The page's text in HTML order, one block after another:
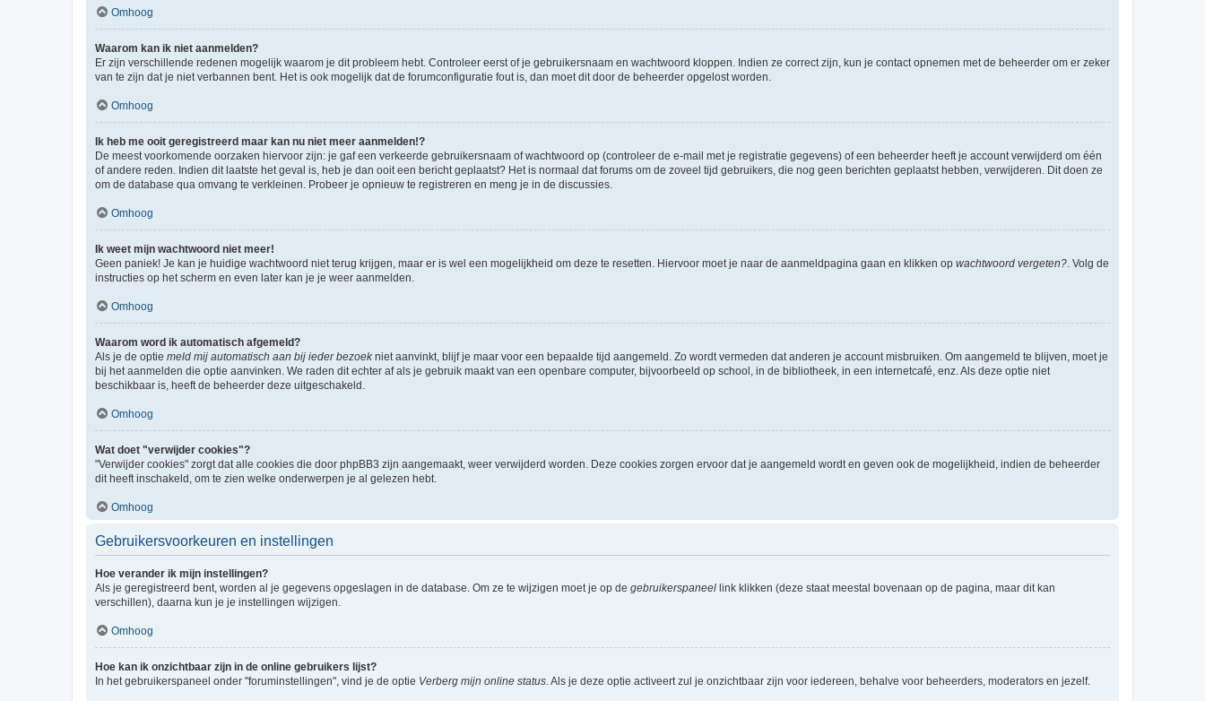
Omhoog
Waarom kan ik niet aanmelden?
Er zijn verschillende redenen mogelijk waarom je dit probleem hebt. Controleer eerst of je gebruikersnaam en wachtwoord kloppen. Indien ze correct zijn, kun je contact opnemen met de beheerder om er zeker
van te zijn dat je niet verbannen bent. Het is ook mogelijk dat de forumconfiguratie fout is, dan moet dit door de beheerder opgelost worden.
Omhoog
Ik heb me ooit geregistreerd maar kan nu niet meer aanmelden!?
De meest voorkomende oorzaken hiervoor zijn: je gaf een verkeerde gebruikersnaam of wachtwoord op (controleer de e-mail met je registratie gegevens) of een beheerder heeft je account verwijderd om één
of andere reden. Indien dit laatste het geval is, heb je dan ooit een bericht geplaatst? Het is normaal dat forums om de zoveel tijd gebruikers, die nog geen berichten geplaatst hebben, verwijderen. Dit doen ze
om de database qua omvang te verkleinen. Probeer je opnieuw te registreren en meng je in de discussies.
Omhoog
Ik weet mijn wachtwoord niet meer!
Geen paniek! Je kan je huidige wachtwoord niet terug krijgen, maar er is wel een mogelijkheid om deze te resetten. Hiervoor moet je naar de aanmeldpagina gaan en klikken op wachtwoord vergeten? . Volg de
instructies op het scherm en even later kan je je weer aanmelden.
Omhoog
Waarom word ik automatisch afgemeld?
Als je de optie meld mij automatisch aan bij ieder bezoekniet aanvinkt, blijf je maar voor een bepaalde tijd aangemeld. Zo wordt vermeden dat anderen je account misbruiken. Om aangemeld te blijven, moet je
bij het aanmelden die optie aanvinken. We raden dit echter af als je gebruik maakt van een openbare computer, bijvoorbeeld op school, in de bibliotheek, in een internetcafé, enz. Als deze optie niet
beschikbaar is, heeft de beheerder deze uitgeschakeld.
Omhoog
Wat doet "verwijder cookies"?
"Verwijder cookies" zorgt dat alle cookies die door phpBB3 zijn aangemaakt, weer verwijderd worden. Deze cookies zorgen ervoor dat je aangemeld wordt en geven ook de mogelijkheid, indien de beheerder
dit heeft inschakeld, om te zien welke onderwerpen je al gelezen hebt.
Omhoog
Gebruikersvoorkeuren en instellingen
Hoe verander ik mijn instellingen?
Als je geregistreerd bent, worden al je gegevens opgeslagen in de database. Om ze te wijzigen moet je op de gebruikerspaneel link klikken (deze staat meestal bovenaan op de pagina, maar dit kan
verschillen), daarna kun je je instellingen wijzigen.
Omhoog
Hoe kan ik onzichtbaar zijn in de online gebruikers lijst?
In het gebruikerspaneel onder "foruminstellingen", vind je de optie Verberg mijn online status . Als je deze optie activeert zul je onzichtbaar zijn voor iedereen, behalve voor beheerders, moderators en jezelf.